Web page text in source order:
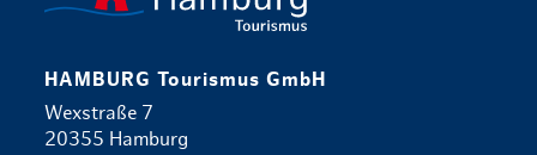
HAMBURG Tourismus GmbH
Wexstraße 7
20355 Hamburg